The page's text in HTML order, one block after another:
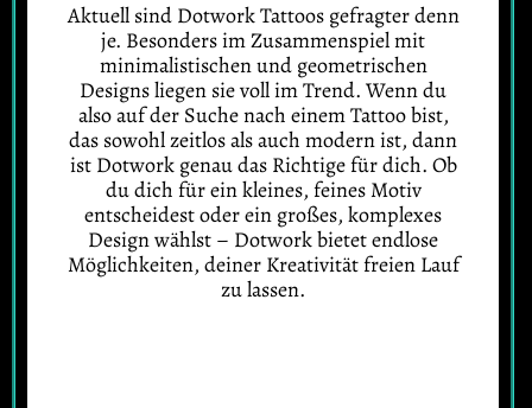
Aktuell sind Dotwork Tattoos gefragter denn
je. Besonders im Zusammenspiel mit
minimalistischen und geometrischen
Designs liegen sie voll im Trend. Wenn du
also auf der Suche nach einem Tattoo bist,
das sowohl zeitlos als auch modern ist, dann
ist Dotwork genau das Richtige für dich. Ob
du dich für ein kleines, feines Motiv
entscheidest oder ein großes, komplexes
Design wählst – Dotwork bietet endlose
Möglichkeiten, deiner Kreativität freien Lauf
zu lassen.